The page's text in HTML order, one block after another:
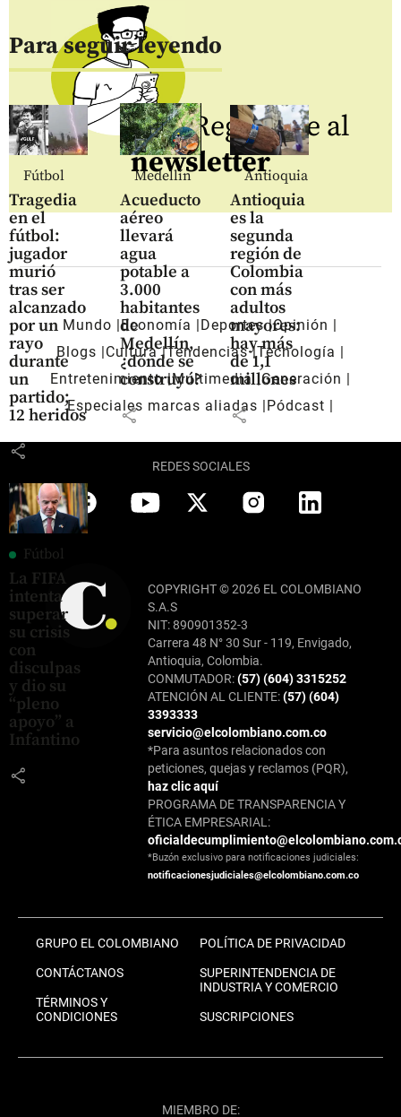
Para seguir leyendo
Fútbol
Tragedia
en el
fútbol:
jugador
murió
tras ser
alcanzado
por un
rayo
durante
un
partido;
12 heridos
share
Medellín
Acueducto
aéreo
llevará
agua
potable a
3.000
habitantes
de
Medellín,
¿dónde se
construyó?
share
Antioquia
Antioquia
es la
segunda
región de
Colombia
con más
adultos
mayores:
hay más
de 1,1
millones
share
Fútbol
La FIFA
intenta
superar
su crisis
con
disculpas
y dio su
“pleno
apoyo” a
Infantino
share
Regístrate al
newsletter
Mundo Economía Deportes Opinión
Blogs
Cultura Tendencias Tecnología
Entretenimiento Multimedia Generación
Especiales marcas aliadas
Pódcast
REDES SOCIALES
COPYRIGHT © 2026 EL COLOMBIANO
S.A.S
NIT: 890901352-3
Carrera 48 N° 30 Sur - 119, Envigado,
Antioquia, Colombia.
CONMUTADOR:(57) (604) 3315252
ATENCIÓN AL CLIENTE:(57) (604)
3393333
servicio@elcolombiano.com.co
*Para asuntos relacionados con
peticiones, quejas y reclamos (PQR),
haz clic aquí
PROGRAMA DE TRANSPARENCIA Y
ÉTICA EMPRESARIAL:
*Buzón exclusivo para notificaciones judiciales:
notificacionesjudiciales@elcolombiano.com.co
GRUPO EL COLOMBIANO
CONTÁCTANOS
TÉRMINOS Y
CONDICIONES
POLÍTICA DE PRIVACIDAD
SUPERINTENDENCIA DE
INDUSTRIA Y COMERCIO
SUSCRIPCIONES
MIEMBRO DE: